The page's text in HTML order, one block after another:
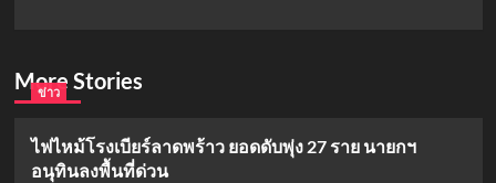
More Stories
ข่าว
ไฟไหม้โรงเบียร์ลาดพร้าว ยอดดับพุ่ง 27 ราย นายกฯ
อนุทินลงพื้นที่ด่วน